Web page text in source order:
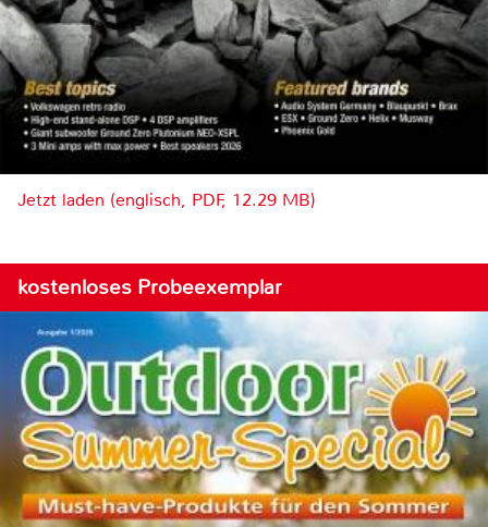
Jetzt laden (englisch, PDF, 12.29 MB)
kostenloses Probeexemplar